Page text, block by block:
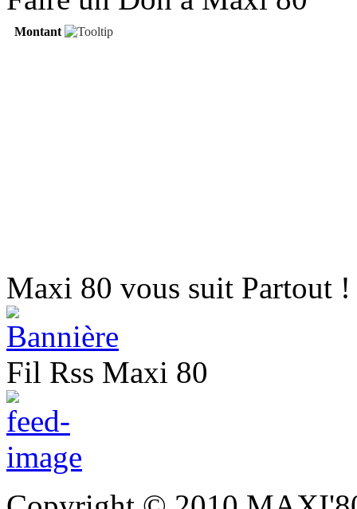
Montant
Maxi 80 vous suit Partout !
Fil Rss Maxi 80